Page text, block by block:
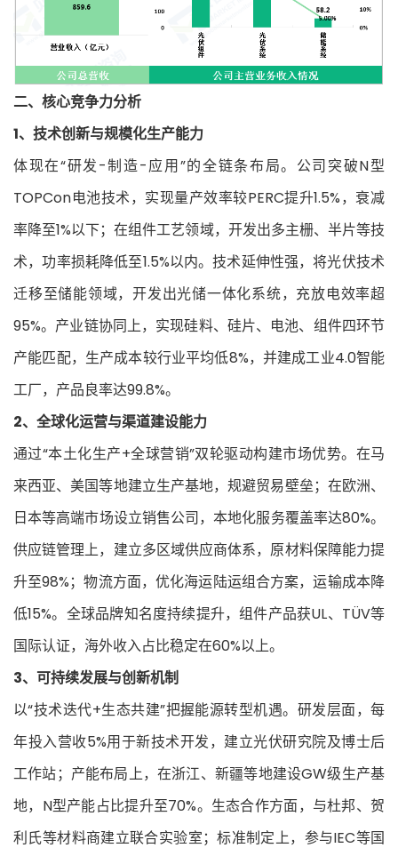
二、核心竞争力分析
1、技术创新与规模化生产能力
体现在“研发-制造-应用”的全链条布局。公司突破N型
TOPCon电池技术，实现量产效率较PERC提升1.5%，衰减
率降至1%以下；在组件工艺领域，开发出多主栅、半片等技
术，功率损耗降低至1.5%以内。技术延伸性强，将光伏技术
迁移至储能领域，开发出光储一体化系统，充放电效率超
95%。产业链协同上，实现硅料、硅片、电池、组件四环节
产能匹配，生产成本较行业平均低8%，并建成工业4.0智能
工厂，产品良率达99.8%。
2、全球化运营与渠道建设能力
通过“本土化生产+全球营销”双轮驱动构建市场优势。在马
来西亚、美国等地建立生产基地，规避贸易壁垒；在欧洲、
日本等高端市场设立销售公司，本地化服务覆盖率达80%。
供应链管理上，建立多区域供应商体系，原材料保障能力提
升至98%；物流方面，优化海运陆运组合方案，运输成本降
低15%。全球品牌知名度持续提升，组件产品获UL、TÜV等
国际认证，海外收入占比稳定在60%以上。
3、可持续发展与创新机制
以“技术迭代+生态共建”把握能源转型机遇。研发层面，每
年投入营收5%用于新技术开发，建立光伏研究院及博士后
工作站；产能布局上，在浙江、新疆等地建设GW级生产基
地，N型产能占比提升至70%。生态合作方面，与杜邦、贺
利氏等材料商建立联合实验室；标准制定上，参与IEC等国